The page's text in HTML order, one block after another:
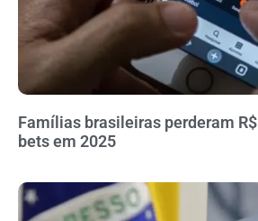
Famílias brasileiras perderam
bets em 2025